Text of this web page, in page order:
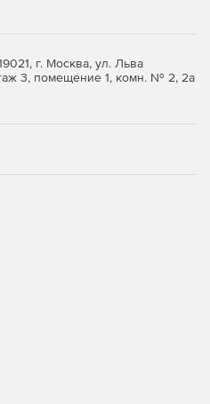
антивирусной защиты в
продукта.
и стабильность работы
проверки.
запуск приложения
проверка почтовых
файлов, «на
г. Москва, ул. Льва
3, помещение 1, комн. № 2, 2а